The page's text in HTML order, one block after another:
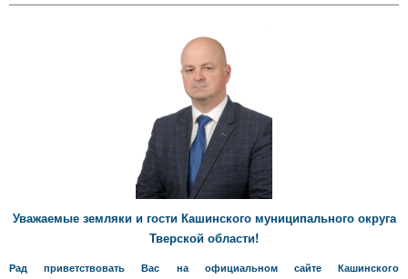
Уважаемые земляки и гости Кашинского муниципального округа
Тверской области!
Рад приветствовать Вас на официальном сайте Кашинского